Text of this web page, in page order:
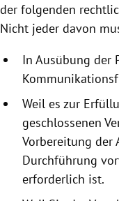
der folgenden
Nicht jeder davon
In Ausübung der
Weil es zur
geschlossenen
Vorbereitung der
Durchführung
erforderlich ist.